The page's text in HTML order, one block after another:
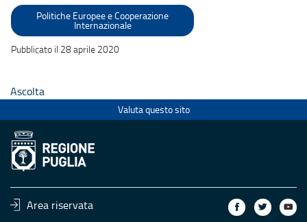
Politiche Europee e Cooperazione
Internazionale
Pubblicato il 28 aprile 2020
Ascolta
Valuta questo sito
Area riservata